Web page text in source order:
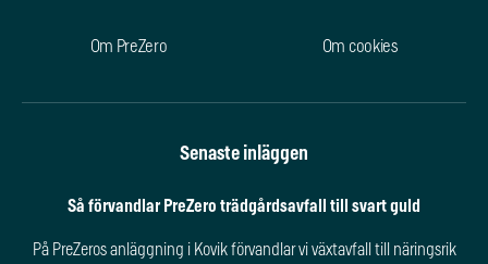
Om PreZero Om cookies
Senaste inläggen
Så förvandlar PreZero trädgårdsavfall till svart guld
På PreZeros anläggning i Kovik förvandlar vi växtavfall till näringsrik